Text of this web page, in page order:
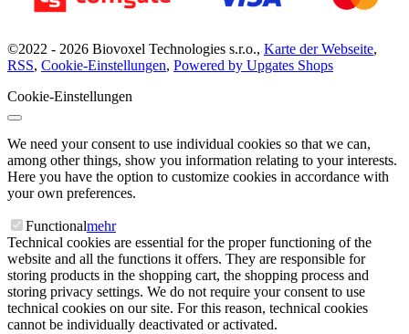
©2022 - 2026 Biovoxel Technologies s.r.o., Karte der Webseite,
RSS, Cookie-Einstellungen, Powered by Upgates Shops
Cookie-Einstellungen
We need your consent to use individual cookies so that we can,
among other things, show you information relating to your interests.
Here you have the option to customize cookies in accordance with
your own preferences.
Functionalmehr
Technical cookies are essential for the proper functioning of the
website and all the functions it offers. They are responsible for
storing products in the shopping cart, the shopping process and
storing privacy settings. We do not require your consent to use
technical cookies on our site. For this reason, technical cookies
cannot be individually deactivated or activated.